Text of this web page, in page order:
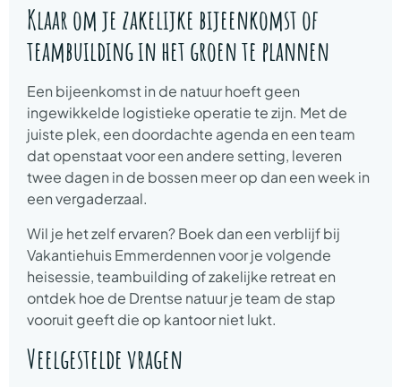
Klaar om je zakelijke bijeenkomst of
teambuilding in het groen te plannen
Een bijeenkomst in de natuur hoeft geen
ingewikkelde logistieke operatie te zijn. Met de
juiste plek, een doordachte agenda en een team
dat openstaat voor een andere setting, leveren
twee dagen in de bossen meer op dan een week in
een vergaderzaal.
Wil je het zelf ervaren? Boek dan een verblijf bij
Vakantiehuis Emmerdennen voor je volgende
heisessie, teambuilding of zakelijke retreat en
ontdek hoe de Drentse natuur je team de stap
vooruit geeft die op kantoor niet lukt.
Veelgestelde vragen